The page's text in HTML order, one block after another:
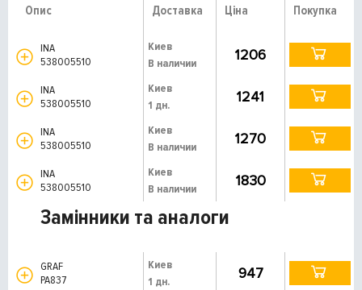
Опис Доставка Ціна Покупка
INA
538005510
Киев
В наличии
1206
INA
538005510
Киев
1 дн.
1241
INA
538005510
Киев
В наличии
1270
INA
538005510
Киев
В наличии
1830
Замінники та аналоги
GRAF
PA837
Киев
1 дн.
947